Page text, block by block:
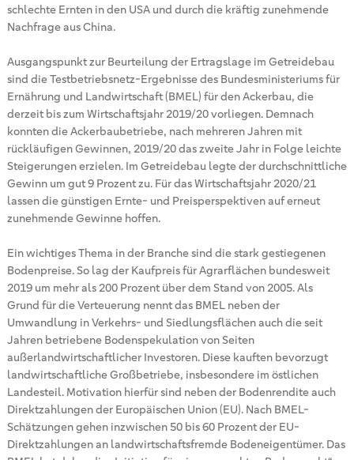
schlechte Ernten in den USA und durch die kräftig zunehmende
Nachfrage aus China.
Ausgangspunkt zur Beurteilung der Ertragslage im Getreidebau
sind die Testbetriebsnetz-Ergebnisse des Bundesministeriums für
Ernährung und Landwirtschaft (BMEL) für den Ackerbau, die
derzeit bis zum Wirtschaftsjahr 2019/20 vorliegen. Demnach
konnten die Ackerbaubetriebe, nach mehreren Jahren mit
rückläufigen Gewinnen, 2019/20 das zweite Jahr in Folge leichte
Steigerungen erzielen. Im Getreidebau legte der durchschnittliche
Gewinn um gut 9 Prozent zu. Für das Wirtschaftsjahr 2020/21
lassen die günstigen Ernte- und Preisperspektiven auf erneut
zunehmende Gewinne hoffen.
Ein wichtiges Thema in der Branche sind die stark gestiegenen
Bodenpreise. So lag der Kaufpreis für Agrarflächen bundesweit
2019 um mehr als 200 Prozent über dem Stand von 2005. Als
Grund für die Verteuerung nennt das BMEL neben der
Umwandlung in Verkehrs- und Siedlungsflächen auch die seit
Jahren betriebene Bodenspekulation von Seiten
außerlandwirtschaftlicher Investoren. Diese kauften bevorzugt
landwirtschaftliche Großbetriebe, insbesondere im östlichen
Landesteil. Motivation hierfür sind neben der Bodenrendite auch
Direktzahlungen der Europäischen Union (EU). Nach BMEL-
Schätzungen gehen inzwischen 50 bis 60 Prozent der EU-
Direktzahlungen an landwirtschaftsfremde Bodeneigentümer. Das